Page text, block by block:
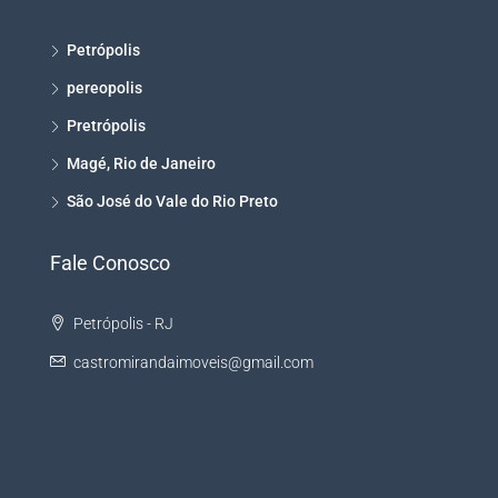
Petrópolis
pereopolis
Pretrópolis
Magé, Rio de Janeiro
São José do Vale do Rio Preto
Fale Conosco
Petrópolis - RJ
castromirandaimoveis@gmail.com